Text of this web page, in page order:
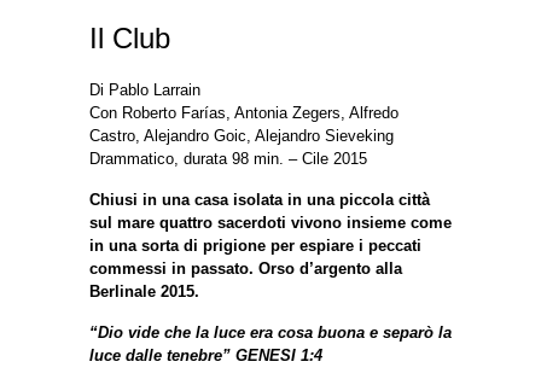
Il Club
Di Pablo Larrain
Con Roberto Farías, Antonia Zegers, Alfredo
Castro, Alejandro Goic, Alejandro Sieveking
Drammatico, durata 98 min. – Cile 2015
Chiusi in una casa isolata in una piccola città
sul mare quattro sacerdoti vivono insieme come
in una sorta di prigione per espiare i peccati
commessi in passato. Orso d’argento alla
Berlinale 2015.
“Dio vide che la luce era cosa buona e separò la
luce dalle tenebre” GENESI 1:4